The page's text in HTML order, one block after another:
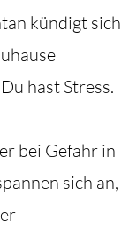
kündigt sich
hast Stress.
bei Gefahr in
sich an,